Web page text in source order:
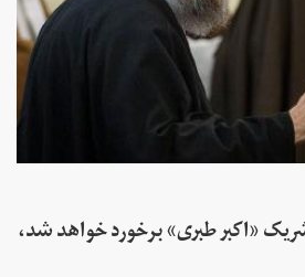
«اکبر طبری» برخورد خواهد شد،